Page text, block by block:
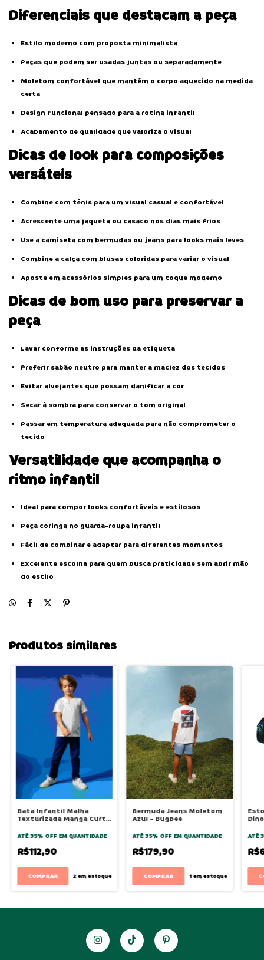
Diferenciais que destacam a peça
Estilo moderno com proposta minimalista
Peças que podem ser usadas juntas ou separadamente
Moletom confortável que mantém o corpo aquecido na medida
certa
Design funcional pensado para a rotina infantil
Acabamento de qualidade que valoriza o visual
Dicas de look para composições
versáteis
Combine com tênis para um visual casual e confortável
Acrescente uma jaqueta ou casaco nos dias mais frios
Use a camiseta com bermudas ou jeans para looks mais leves
Combine a calça com blusas coloridas para variar o visual
Aposte em acessórios simples para um toque moderno
Dicas de bom uso para preservar a
peça
Lavar conforme as instruções da etiqueta
Preferir sabão neutro para manter a maciez dos tecidos
Evitar alvejantes que possam danificar a cor
Secar à sombra para conservar o tom original
Passar em temperatura adequada para não comprometer o
tecido
Versatilidade que acompanha o
ritmo infantil
Ideal para compor looks confortáveis e estilosos
Peça coringa no guarda-roupa infantil
Fácil de combinar e adaptar para diferentes momentos
Excelente escolha para quem busca praticidade sem abrir mão
do estilo
Produtos similares
Bata Infantil Malha
Texturizada Manga Curta
ATÉ 35% OFF EM QUANTIDADE
R$112,90
COMPRAR 2em estoque
Bermuda Jeans Moletom
Azul - Bugbee
ATÉ 35% OFF EM QUANTIDADE
R$179,90
COMPRAR 1em estoque
ATÉ